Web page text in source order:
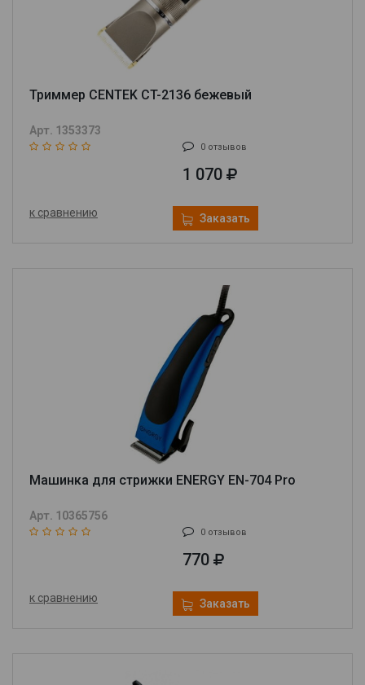
Триммер CENTEK CT-2136 бежевый
Арт. 1353373
0 отзывов
1 070
к сравнению Заказать
Машинка для стрижки ENERGY EN-704 Pro
Арт. 10365756
0 отзывов
770
к сравнению Заказать